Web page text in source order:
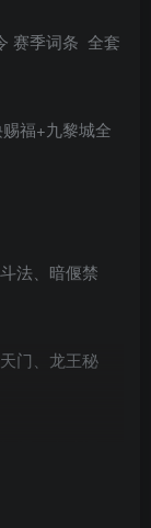
赛季词条 全套
福+九黎城全
法、暗偃禁
门、龙王秘